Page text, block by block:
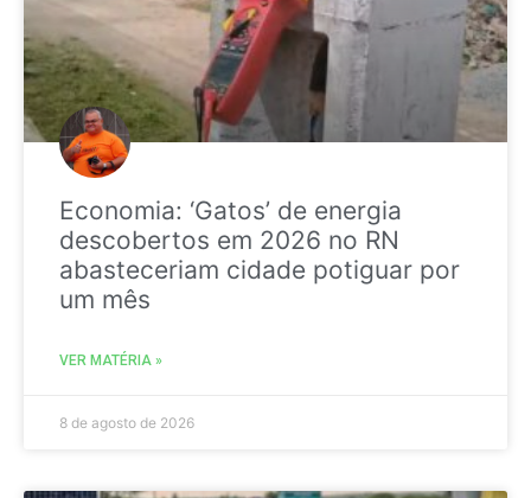
Economia: ‘Gatos’ de energia
descobertos em 2026 no RN
abasteceriam cidade potiguar por
um mês
VER MATÉRIA »
8 de agosto de 2026